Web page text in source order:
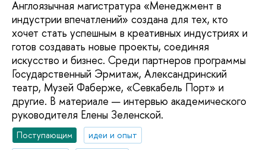
Англоязычная магистратура «Менеджмент в
индустрии впечатлений» создана для тех, кто
хочет стать успешным в креативных индустриях и
готов создавать новые проекты, соединяя
искусство и бизнес. Среди партнеров программы
Государственный Эрмитаж, Александринский
театр, Музей Фаберже, «Севкабель Порт» и
другие. В материале — интервью академического
руководителя Елены Зеленской.
Поступающим
идеи и опыт